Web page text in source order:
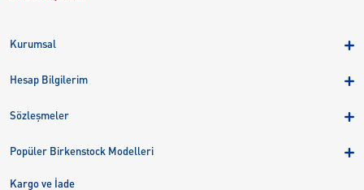
Kurumsal
Birkenstock Group
Kariyer
Hesap Bilgilerim
Sipariş Takibi
Sözleşmeler
Kargo ve İade
Popüler Birkenstock Modelleri
Kargo ve İade